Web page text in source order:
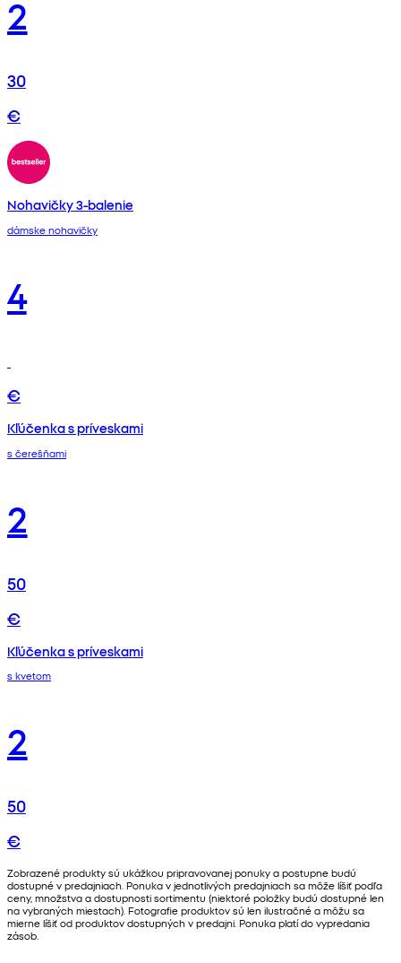
2
30
€
Nohavičky 3-balenie
dámske nohavičky
4
€
Kľúčenka s príveskami
s čerešňami
2
50
€
Kľúčenka s príveskami
s kvetom
2
50
€
Zobrazené produkty sú ukážkou pripravovanej ponuky a postupne budú
dostupné v predajniach. Ponuka v jednotlivých predajniach sa môže líšiť podľa
ceny, množstva a dostupnosti sortimentu (niektoré položky budú dostupné len
na vybraných miestach). Fotografie produktov sú len ilustračné a môžu sa
mierne líšiť od produktov dostupných v predajni. Ponuka platí do vypredania
zásob.